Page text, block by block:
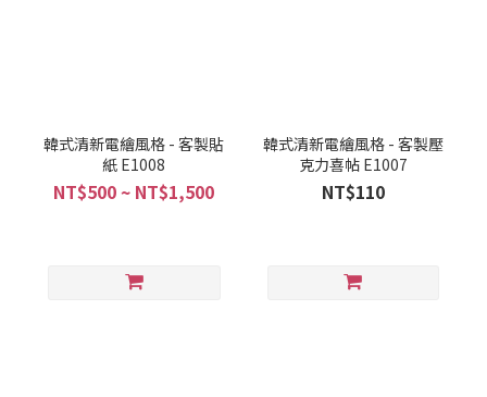
韓式清新電繪風格 - 客製貼
紙 E1008
NT$500 ~ NT$1,500
韓式清新電繪風格 - 客製壓
克力喜帖 E1007
NT$110